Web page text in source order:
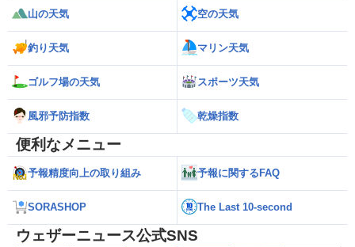
山の天気 空の天気
釣り天気 マリン天気
ゴルフ場の天気 スポーツ天気
風邪予防指数 乾燥指数
便利なメニュー
予報精度向上の取り組み 予報に関するFAQ
SORASHOP The Last 10-second
ウェザーニュース公式SNS